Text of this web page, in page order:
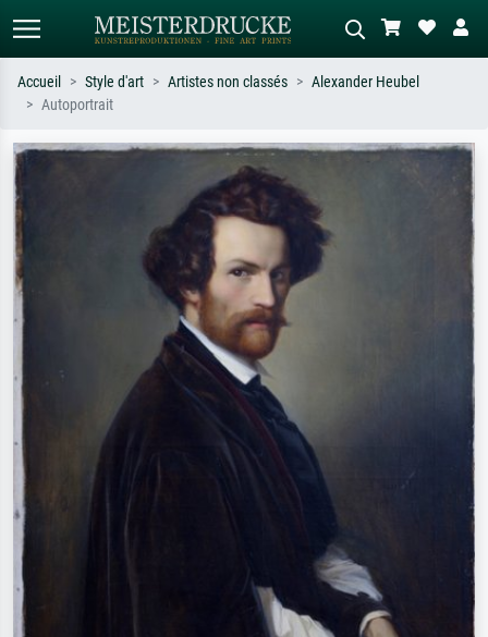
impressionnisme, vague de Hokusai,
Décrivez la scène – ex. prairie verte,
abstrait avec beaucoup de rouge,
tableau sombre, nu debout près d'un
Accueil Style d'art Artistes non classés
Alexander Heubel
Autoportrait